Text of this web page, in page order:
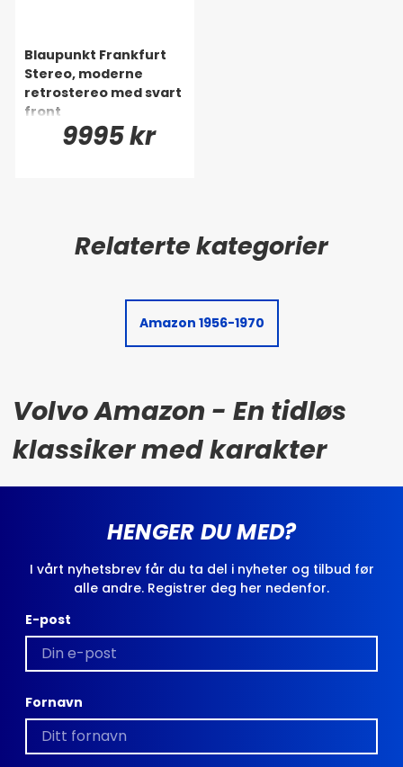
Blaupunkt Frankfurt
Stereo, moderne
retrostereo med svart
front
9995 kr
Amazon 1956-1970
Volvo Amazon - En tidløs
klassiker med karakter
HENGER DU MED?
I vårt nyhetsbrev får du ta del i nyheter og tilbud før
alle andre. Registrer deg her nedenfor.
E-post
Fornavn